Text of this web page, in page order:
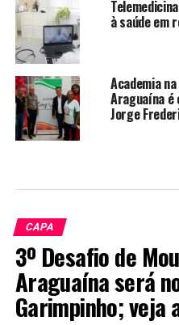
à saúde em
Academia
Araguaína é
Jorge
CAPA
3º Desafio de
Araguaína será
Garimpinho; veja